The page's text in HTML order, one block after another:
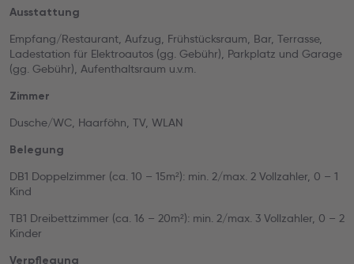
Ausstattung
Empfang/Restaurant, Aufzug, Frühstücksraum, Bar, Terrasse,
Ladestation für Elektroautos (gg. Gebühr), Parkplatz und Garage
(gg. Gebühr), Aufenthaltsraum u.v.m.
Zimmer
Dusche/WC, Haarföhn, TV, WLAN
Belegung
DB1 Doppelzimmer (ca. 10 – 15m²): min. 2/max. 2 Vollzahler, 0 – 1
Kind
TB1 Dreibettzimmer (ca. 16 – 20m²): min. 2/max. 3 Vollzahler, 0 – 2
Kinder
Verpflegung